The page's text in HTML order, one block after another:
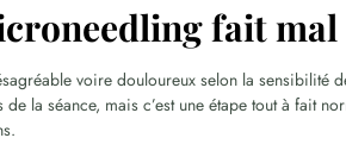
fait mal
voire douloureux selon la sensibilité
la séance, mais c’est une étape tout à fait